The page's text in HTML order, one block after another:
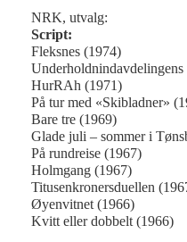
NRK, utvalg:
Script:
Fleksnes (1974)
HurRAh (1971)
På tur med «Skibladner»
Bare tre (1969)
Glade juli – sommer i
På rundreise (1967)
Holmgang (1967)
Titusenkronersduellen
Øyenvitnet (1966)
Kvitt eller dobbelt (1966)